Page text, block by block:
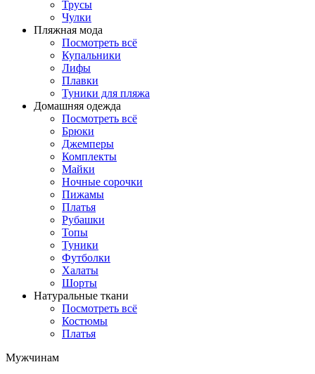
Трусы
Чулки
Пляжная мода
Посмотреть всё
Купальники
Лифы
Плавки
Туники для пляжа
Домашняя одежда
Посмотреть всё
Брюки
Джемперы
Комплекты
Майки
Ночные сорочки
Пижамы
Платья
Рубашки
Топы
Туники
Футболки
Халаты
Шорты
Натуральные ткани
Посмотреть всё
Костюмы
Платья
Мужчинам